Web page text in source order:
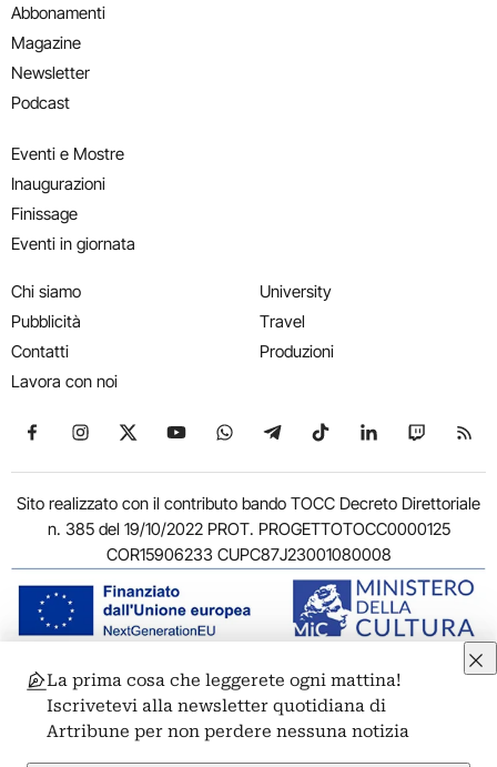
Abbonamenti
Magazine
Newsletter
Podcast
Eventi e Mostre
Inaugurazioni
Finissage
Eventi in giornata
Chi siamo
Pubblicità
Contatti
Lavora con noi
University
Travel
Produzioni
Seguici su Facebook
Seguici su Instagram
Seguici su X
Seguici su YouTube
Seguici su WhatsApp
Seguici su Telegram
Seguici su TikTok
Seguici su
Seguici
Sito realizzato con il contributo bando TOCC Decreto Direttoriale
n. 385 del 19/10/2022 PROT. PROGETTOTOCC0000125
COR15906233 CUPC87J23001080008
© 2011-2026 ARTRIBUNE srl – Corso Vittorio Emanuele II, 287 –
00186 Roma - P.I. 11381581005
Privacy: Responsabile della protezione dei dati personali
La prima cosa che leggerete ogni mattina!
Iscrivetevi alla newsletter quotidiana di
Artribune per non perdere nessuna notizia